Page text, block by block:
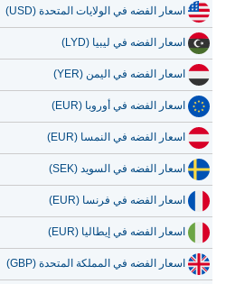
اسعار الفضه في الولايات المتحدة (USD)
اسعار الفضه في ليبيا (LYD)
اسعار الفضه في اليمن (YER)
اسعار الفضه في أوروبا (EUR)
اسعار الفضه في النمسا (EUR)
اسعار الفضه في السويد (SEK)
اسعار الفضه في فرنسا (EUR)
اسعار الفضه في إيطاليا (EUR)
اسعار الفضه في المملكة المتحدة (GBP)